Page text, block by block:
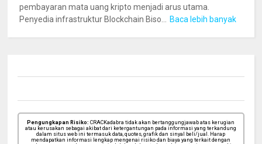
pembayaran mata uang kripto menjadi arus utama.
Penyedia infrastruktur Blockchain Biso...
Baca lebih banyak
Pengungkapan Risiko: CRACKadabra tidak akan bertanggungjawab atas kerugian
atau kerusakan sebagai akibat dari ketergantungan pada informasi yang terkandung
dalam situs web ini termasuk data, quotes, grafik dan sinyal beli/jual. Harap
mendapatkan informasi lengkap mengenai risiko dan biaya yang terkait dengan